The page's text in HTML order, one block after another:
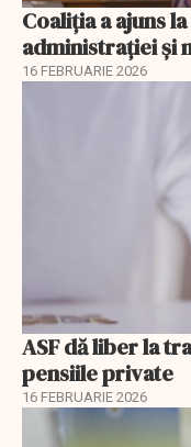
Coaliția a ajuns
administrației și
16 FEBRUARIE 2026
ASF dă liber la
pensiile private
16 FEBRUARIE 2026